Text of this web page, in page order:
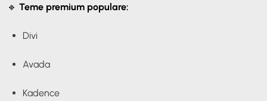
🔹 Teme premium populare:
Divi
Avada
Kadence